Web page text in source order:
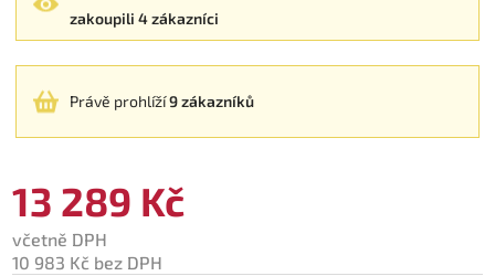
zakoupili 4 zákazníci
Právě prohlíží9 zákazníků
13 289 Kč
včetně DPH
10 983 Kč bez DPH